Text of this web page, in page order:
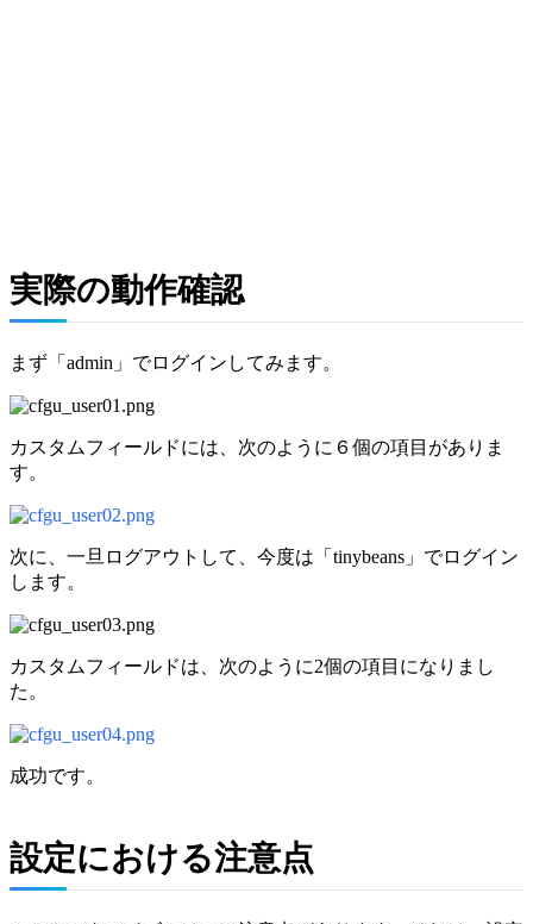
実際の動作確認
まず「admin」でログインしてみます。
カスタムフィールドには、次のように６個の項目がありま
す。
次に、一旦ログアウトして、今度は「tinybeans」でログイン
します。
カスタムフィールドは、次のように2個の項目になりまし
た。
成功です。
設定における注意点